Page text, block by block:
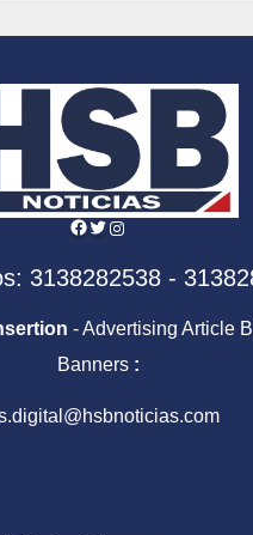
Facebook
Twitter
Instagram
3138282538 -
- Advertising Article
Banners :